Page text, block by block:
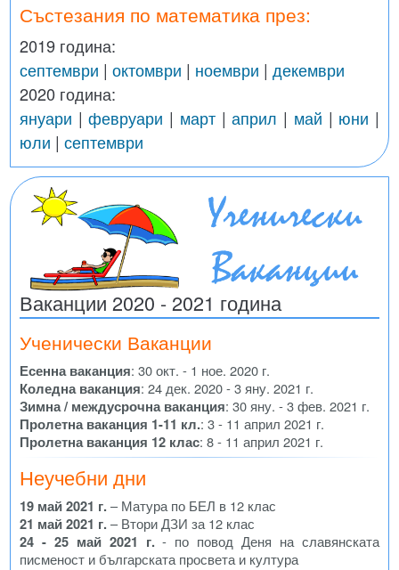
Състезания по математика през:
2019 година:
септември | октомври | ноември | декември
2020 година:
януари |февруари | март|април | май | юни |
юли | септември
Ваканции 2020 - 2021 година
Ученически Ваканции
Есенна ваканция: 30 окт. - 1 ное. 2020 г.
Коледна ваканция: 24 дек. 2020 - 3 яну. 2021 г.
Зимна / междусрочна ваканция: 30 яну. - 3 фев. 2021 г.
Пролетна ваканция 1-11 кл.: 3 - 11 април 2021 г.
Пролетна ваканция 12 клас: 8 - 11 април 2021 г.
Неучебни дни
19 май 2021 г.– Матура по БЕЛ в 12 клас
21 май 2021 г.– Втори ДЗИ за 12 клас
24 - 25 май 2021 г.- по повод Деня на славянската
писменост и българската просвета и култура